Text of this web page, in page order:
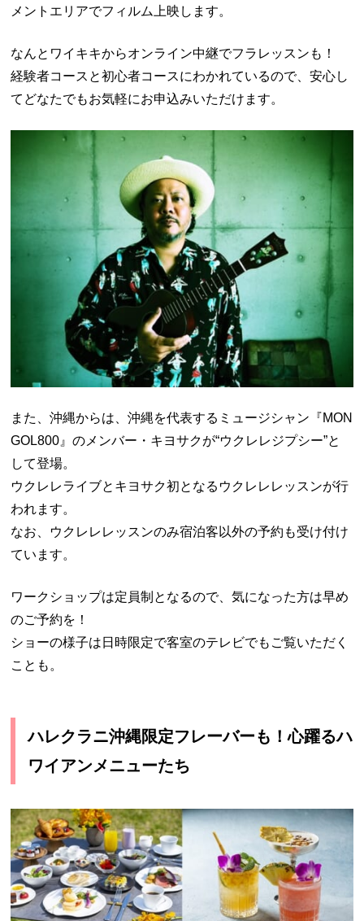
メントエリアでフィルム上映します。
なんとワイキキからオンライン中継でフラレッスンも！
経験者コースと初心者コースにわかれているので、安心し
てどなたでもお気軽にお申込みいただけます。
また、沖縄からは、沖縄を代表するミュージシャン『MON
GOL800 』のメンバー・キヨサクが“ウクレレジプシー”と
して登場。
ウクレレライブとキヨサク初となるウクレレレッスンが行
われます。
なお、ウクレレレッスンのみ宿泊客以外の予約も受け付け
ています。
ワークショップは定員制となるので、気になった方は早め
のご予約を！
ショーの様子は日時限定で客室のテレビでもご覧いただく
ことも。
ハレクラニ沖縄限定フレーバーも！心躍るハ
ワイアンメニューたち